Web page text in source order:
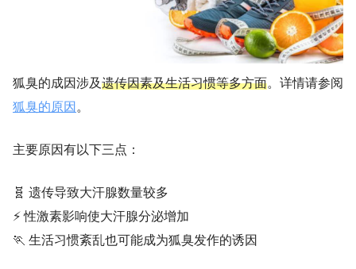
狐臭的成因涉及遗传因素及生活习惯等多方面。详情请参阅
狐臭的原因 。
主要原因有以下三点：
🧬 遗传导致大汗腺数量较多
⚡ 性激素影响使大汗腺分泌增加
🏃 生活习惯紊乱也可能成为狐臭发作的诱因